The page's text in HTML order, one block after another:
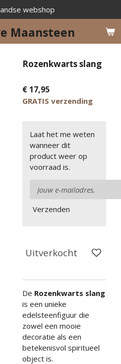
Maansteen
webshop
Rozenkwarts slang
€ 17,95
GRATIS verzending
Laat het me weten
wanneer dit
product weer op
voorraad is.
Verzenden
Uitverkocht
De Rozenkwarts slang
is een unieke
edelsteenfiguur die
zowel een mooie
decoratie als een
betekenisvol spiritueel
object is.